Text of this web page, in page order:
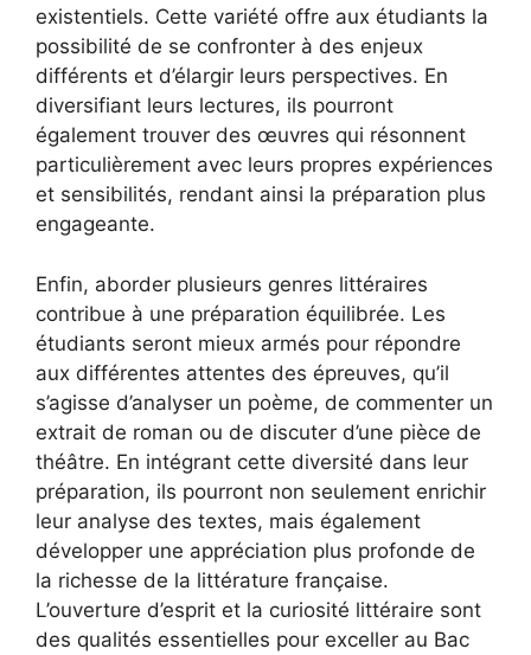
existentiels. Cette variété offre aux étudiants la
possibilité de se confronter à des enjeux
différents et d’élargir leurs perspectives. En
diversifiant leurs lectures, ils pourront
également trouver des œuvres qui résonnent
particulièrement avec leurs propres expériences
et sensibilités, rendant ainsi la préparation plus
engageante.
Enfin, aborder plusieurs genres littéraires
contribue à une préparation équilibrée. Les
étudiants seront mieux armés pour répondre
aux différentes attentes des épreuves, qu’il
s’agisse d’analyser un poème, de commenter un
extrait de roman ou de discuter d’une pièce de
théâtre. En intégrant cette diversité dans leur
préparation, ils pourront non seulement enrichir
leur analyse des textes, mais également
développer une appréciation plus profonde de
la richesse de la littérature française.
L’ouverture d’esprit et la curiosité littéraire sont
des qualités essentielles pour exceller au Bac